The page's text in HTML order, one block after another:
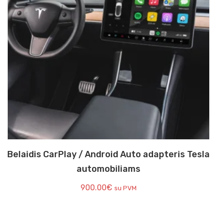
Belaidis CarPlay / Android Auto adapteris Tesla
automobiliams
900.00€ su PVM